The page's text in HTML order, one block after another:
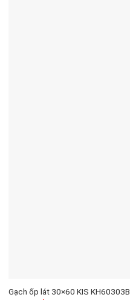
Gạch ốp lát 30×60 KIS KH60303B